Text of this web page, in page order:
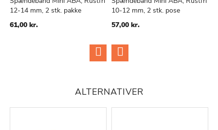
TILFØJ
TIL
ØNSKE
SAMMENLIGN
12-14 mm, 2 stk. pakke
61,00 kr.
TILFØJ
TIL
ØNSKE
SAMMENLIGN
10-12 mm, 2 stk. pose
57,00 kr.
ALTERNATIVER